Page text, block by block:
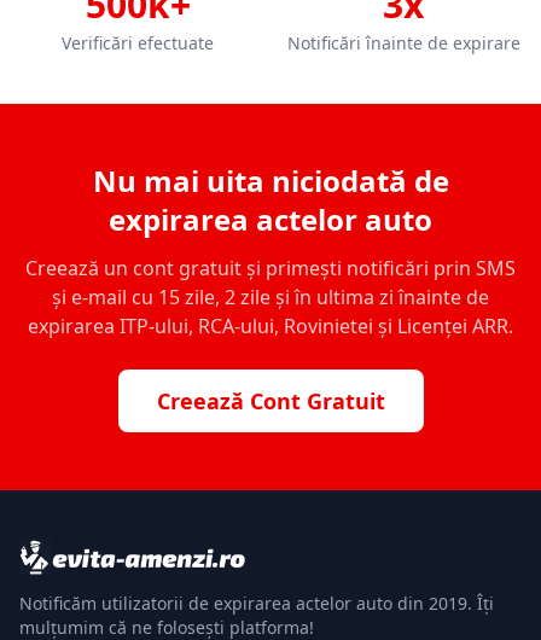
Verificări efectuate Notificări înainte de expirare
Nu mai uita niciodată de
expirarea actelor auto
Creează un cont gratuit și primești notificări prin SMS
și e-mail cu 15 zile, 2 zile și în ultima zi înainte de
expirarea ITP-ului, RCA-ului, Rovinietei și Licenței ARR.
Creează Cont Gratuit
Notificăm utilizatorii de expirarea actelor auto din 2019. Îți
mulțumim că ne folosești platforma!